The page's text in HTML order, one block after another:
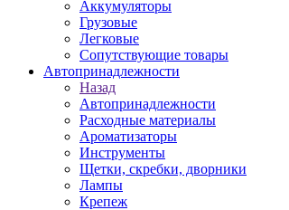
Аккумуляторы
Грузовые
Легковые
Сопутствующие товары
Автопринадлежности
Назад
Автопринадлежности
Расходные материалы
Ароматизаторы
Инструменты
Щетки, скребки, дворники
Лампы
Крепеж